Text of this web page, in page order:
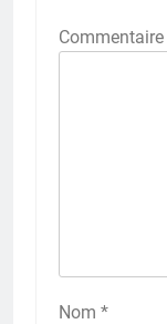
Commentaire
Nom *